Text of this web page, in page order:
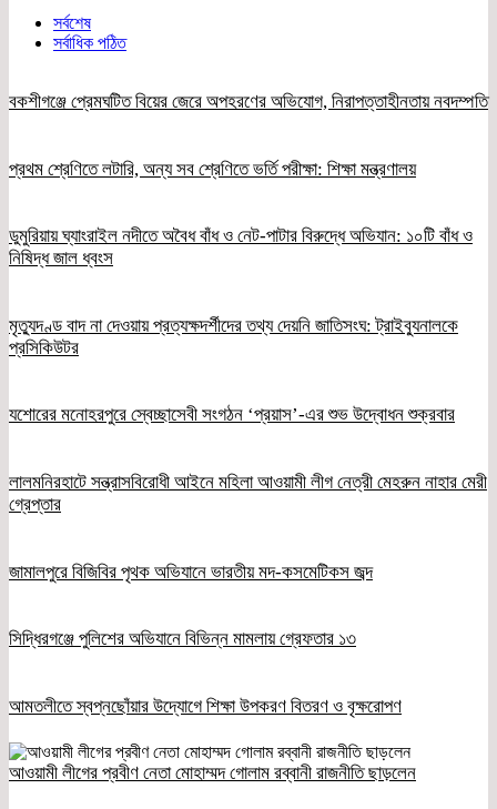
সর্বশেষ
সর্বাধিক পঠিত
বকশীগঞ্জে প্রেমঘটিত বিয়ের জেরে অপহরণের অভিযোগ, নিরাপত্তাহীনতায় নবদম্পতি
প্রথম শ্রেণিতে লটারি, অন্য সব শ্রেণিতে ভর্তি পরীক্ষা: শিক্ষা মন্ত্রণালয়
ডুমুরিয়ায় ঘ্যাংরাইল নদীতে অবৈধ বাঁধ ও নেট-পাটার বিরুদ্ধে অভিযান: ১০টি বাঁধ ও
নিষিদ্ধ জাল ধ্বংস
মৃত্যুদণ্ড বাদ না দেওয়ায় প্রত্যক্ষদর্শীদের তথ্য দেয়নি জাতিসংঘ: ট্রাইব্যুনালকে
প্রসিকিউটর
যশোরের মনোহরপুরে স্বেচ্ছাসেবী সংগঠন ‘প্রয়াস’-এর শুভ উদ্বোধন শুক্রবার
লালমনিরহাটে সন্ত্রাসবিরোধী আইনে মহিলা আওয়ামী লীগ নেত্রী মেহরুন নাহার মেরী
গ্রেপ্তার
জামালপুরে বিজিবির পৃথক অভিযানে ভারতীয় মদ-কসমেটিকস জব্দ
সিদ্ধিরগঞ্জে পুলিশের অভিযানে বিভিন্ন মামলায় গ্রেফতার ১৩
আমতলীতে স্বপ্নছোঁয়ার উদ্যোগে শিক্ষা উপকরণ বিতরণ ও বৃক্ষরোপণ
আওয়ামী লীগের প্রবীণ নেতা মোহাম্মদ গোলাম রব্বানী রাজনীতি ছাড়লেন